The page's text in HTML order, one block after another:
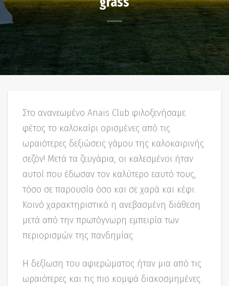
Στο ανανεωμένο Anais Club φιλοξενήσαμε
φέτος το καλοκαίρι ορισμένες από τις
ωραιότερες δεξιώσεις γάμου της καλοκαιρινής
σεζόν! Μετά τα ζευγάρια, οι καλεσμένοι ήταν
αυτοί που έδωσαν τον καλύτερο εαυτό τους,
τόσο σε παρουσία όσο και σε χαρά και κέφι.
Κοινό χαρακτηριστικό η ανεβασμένη διάθεση
μετά από την πρωτόγνωρη εμπειρία των
περιορισμών της πανδημίας.
Η δεξίωση του αφιερώματος ήταν μια από τις
ωραιότερες και τις πιο κομψά διακοσμημένες.